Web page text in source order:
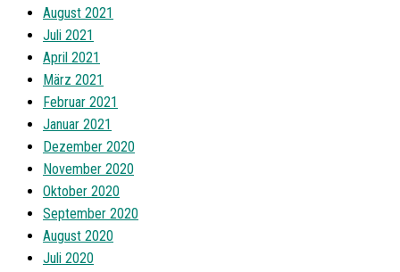
August 2021
Juli 2021
April 2021
März 2021
Februar 2021
Januar 2021
Dezember 2020
November 2020
Oktober 2020
September 2020
August 2020
Juli 2020